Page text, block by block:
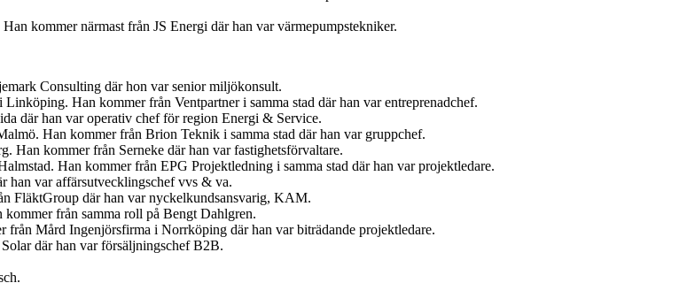
kommer närmast från JS Energi där han var värmepumpstekniker.
Consulting där hon var senior miljökonsult.
Han kommer från Ventpartner i samma stad där han var entreprenadchef.
där han var operativ chef för region Energi & Service.
Han kommer från Brion Teknik i samma stad där han var gruppchef.
Han kommer från Serneke där han var fastighetsförvaltare.
Han kommer från EPG Projektledning i samma stad där han var projektledare.
han var affärsutvecklingschef vvs & va.
FläktGroup där han var nyckelkundsansvarig, KAM.
från samma roll på Bengt Dahlgren.
Mård Ingenjörsfirma i Norrköping där han var biträdande projektledare.
där han var försäljningschef B2B.